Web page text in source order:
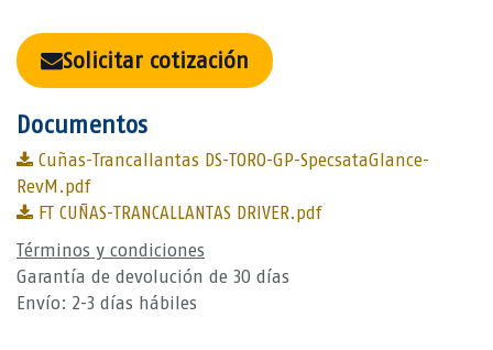
Solicitar cotización
Documentos
Cuñas-Trancallantas DS-TORO-GP-SpecsataGlance-
RevM.pdf
FT CUÑAS-TRANCALLANTAS DRIVER.pdf
Términos y condiciones
Garantía de devolución de 30 días
Envío: 2-3 días hábiles